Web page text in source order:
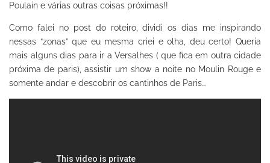
Poulain e várias outras coisas próximas!!
Como falei no post do roteiro, dividi os dias me inspirando
nessas “zonas” que eu mesma criei e olha, deu certo! Queria
mais alguns dias para ir a Versalhes ( que fica em outra cidade
próxima de paris), assistir um show a noite no Moulin Rouge e
somente andar e descobrir os cantinhos de Paris…